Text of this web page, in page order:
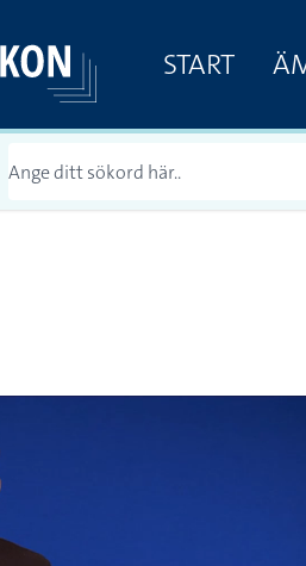
START